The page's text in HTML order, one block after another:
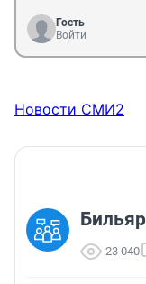
Гость
Войти
Новости СМИ2
23 040